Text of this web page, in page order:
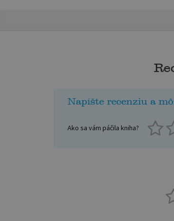
Napíšte recenziu a
Ako sa vám páčila kniha?